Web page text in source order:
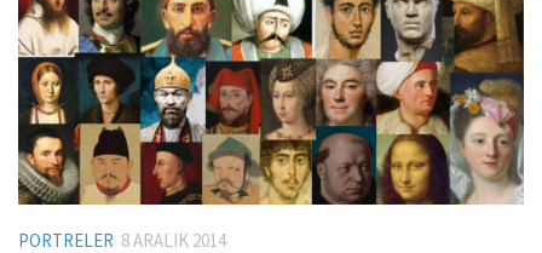
PORTRELER 8 ARALIK 2014